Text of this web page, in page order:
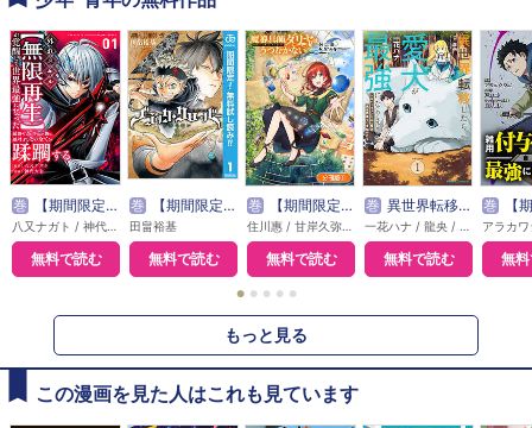
巻 【期間限定無料】外れスキル【無限再生】が覚醒して世界最強になった ～最強の力を手にした俺は、敵対するその全てを蹂躙する～
無料で読む
巻 【期間限定 無料お試し版】ブラッククローバー
田畠裕基
無料で読む
巻 【期間限定無料】魔導具師ダリヤはうつむかない ～Dahliya Wilts No More～【分冊版】
無料で読む
巻 異世界転移したら愛犬が最強になりました ～シルバーフェンリルと俺が異世界暮らしを始めたら～ THE COMIC
無料で読む
巻 【期間限定無料】
無
● ● ● ● ●
もっと見る
この漫画を見た人はこれも見ています